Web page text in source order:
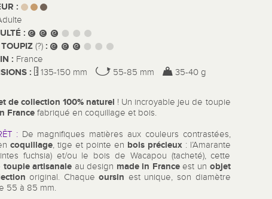
:
:
TOUPIZ(?) :
: France
: 135-150 mm 55-85 mm 35-40 g
de collection 100% naturel ! Un incroyable jeu de toupie
France fabriqué en coquillage et bois.
:De magnifiques matières aux couleurs contrastées,
coquillage, tige et pointe en bois précieux : l’Amarante
fuchsia) et/ou le bois de Wacapou (tacheté), cette
toupie artisanale au design made in Franceest un objet
original. Chaqueoursin est unique, son diamètre
55 à 85 mm.